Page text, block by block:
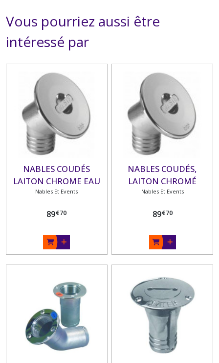
Vous pourriez aussi être
intéressé par
NABLES COUDÉS
LAITON CHROME EAU
Nables Et Events
89€70
NABLES COUDÉS,
LAITON CHROMÉ
DIAMETRE 50 MM
Nables Et Events
89€70